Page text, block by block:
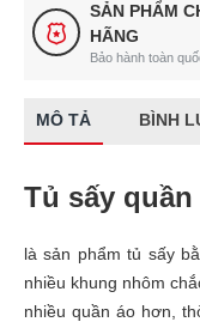
SẢN PHẨM
HÃNG
Bảo hành toàn
MÔ TẢ BÌNH
Tủ sấy quần
là sản phẩm tủ sấy
nhiều khung nhôm
nhiều quần áo hơn,